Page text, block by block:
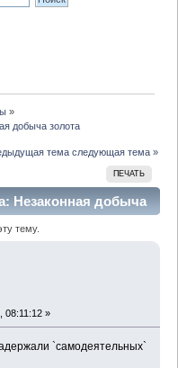
»
добыча золота
тема следующая тема »
ПЕЧАТЬ
Незаконная добыча
тему.
08:11:12 »
`самодеятельных`